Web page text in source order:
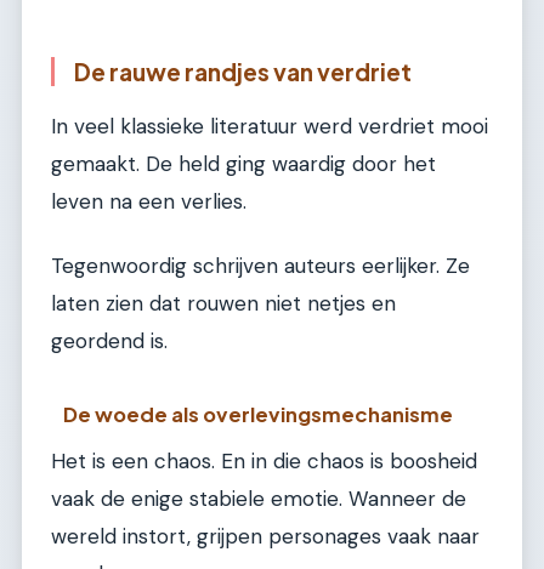
De rauwe randjes van verdriet
In veel klassieke literatuur werd verdriet mooi
gemaakt. De held ging waardig door het
leven na een verlies.
Tegenwoordig schrijven auteurs eerlijker. Ze
laten zien dat rouwen niet netjes en
geordend is.
De woede als overlevingsmechanisme
Het is een chaos. En in die chaos is boosheid
vaak de enige stabiele emotie. Wanneer de
wereld instort, grijpen personages vaak naar